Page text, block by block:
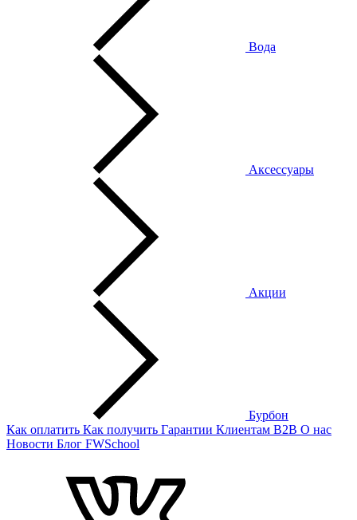
Вода
Аксессуары
Акции
Бурбон
Как оплатить Как получить Гарантии Клиентам B2B О нас
Новости Блог FWSchool